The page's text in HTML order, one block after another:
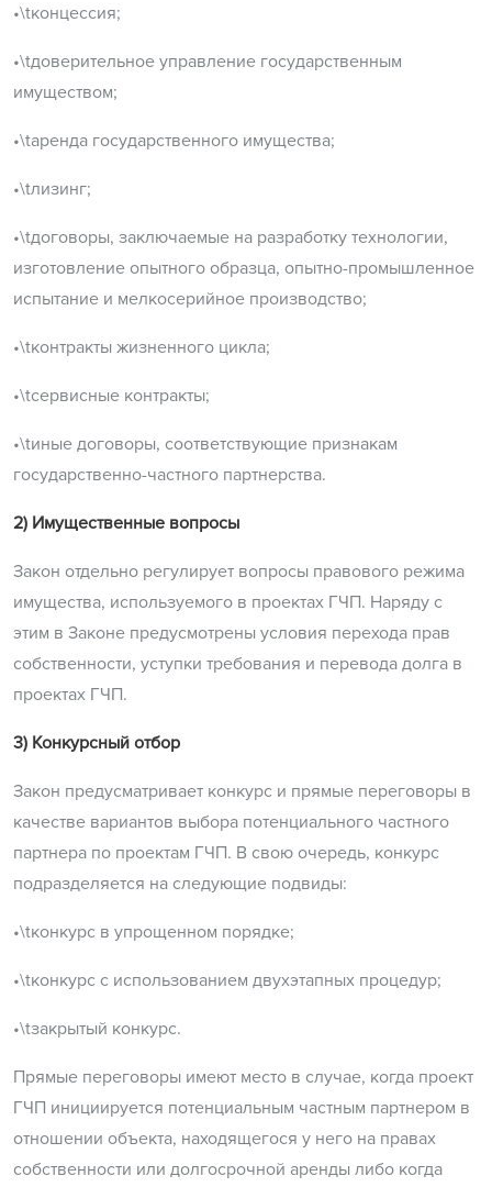
•\tконцессия;
•\tдоверительное управление государственным
имуществом;
•\tаренда государственного имущества;
•\tлизинг;
•\tдоговоры, заключаемые на разработку технологии,
изготовление опытного образца, опытно-промышленное
испытание и мелкосерийное производство;
•\tконтракты жизненного цикла;
•\tсервисные контракты;
•\tиные договоры, соответствующие признакам
государственно-частного партнерства.
2) Имущественные вопросы
Закон отдельно регулирует вопросы правового режима
имущества, используемого в проектах ГЧП. Наряду с
этим в Законе предусмотрены условия перехода прав
собственности, уступки требования и перевода долга в
проектах ГЧП.
3) Конкурсный отбор
Закон предусматривает конкурс и прямые переговоры в
качестве вариантов выбора потенциального частного
партнера по проектам ГЧП. В свою очередь, конкурс
подразделяется на следующие подвиды:
•\tконкурс в упрощенном порядке;
•\tконкурс с использованием двухэтапных процедур;
•\tзакрытый конкурс.
Прямые переговоры имеют место в случае, когда проект
ГЧП инициируется потенциальным частным партнером в
отношении объекта, находящегося у него на правах
собственности или долгосрочной аренды либо когда